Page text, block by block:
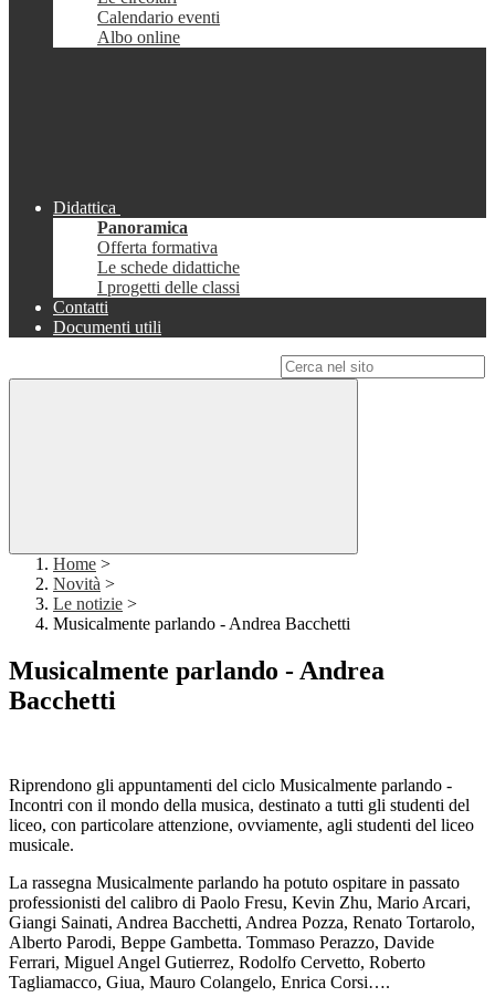
Calendario eventi
Albo online
Didattica
Panoramica
Offerta formativa
Le schede didattiche
I progetti delle classi
Contatti
Documenti utili
Home >
Novità >
Le notizie >
Musicalmente parlando - Andrea Bacchetti
Musicalmente parlando - Andrea
Bacchetti
Riprendono gli appuntamenti del ciclo Musicalmente parlando -
Incontri con il mondo della musica, destinato a tutti gli studenti del
liceo, con particolare attenzione, ovviamente, agli studenti del liceo
musicale.
La rassegna Musicalmente parlando ha potuto ospitare in passato
professionisti del calibro di Paolo Fresu, Kevin Zhu, Mario Arcari,
Giangi Sainati, Andrea Bacchetti, Andrea Pozza, Renato Tortarolo,
Alberto Parodi, Beppe Gambetta. Tommaso Perazzo, Davide
Ferrari, Miguel Angel Gutierrez, Rodolfo Cervetto, Roberto
Tagliamacco, Giua, Mauro Colangelo, Enrica Corsi….